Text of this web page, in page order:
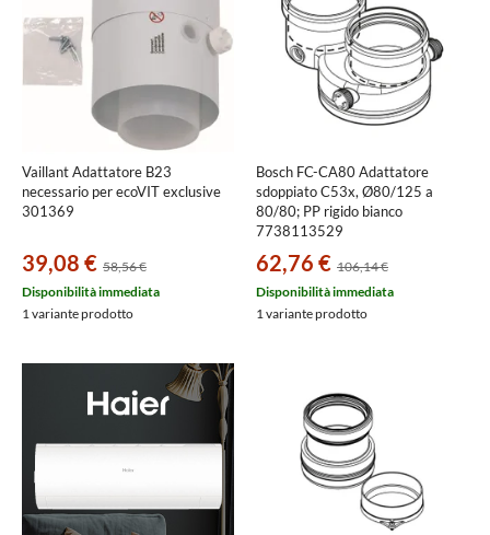
Vaillant Adattatore B23
necessario per ecoVIT exclusive
301369
39,08 € 58,56 €
Disponibilità immediata
1 variante prodotto
Bosch FC-CA80 Adattatore
sdoppiato C53x, Ø80/125 a
80/80; PP rigido bianco
7738113529
62,76 € 106,14 €
Disponibilità immediata
1 variante prodotto